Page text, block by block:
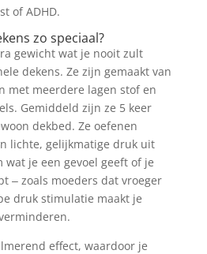
of ADHD.
zo speciaal?
gewicht wat je nooit zult
dekens. Ze zijn gemaakt van
met meerdere lagen stof en
Gemiddeld zijn ze 5 keer
dekbed. Ze oefenen
lichte, gelijkmatige druk uit
je een gevoel geeft of je
‒ zoals moeders dat vroeger
druk stimulatie maakt je
effect, waardoor je